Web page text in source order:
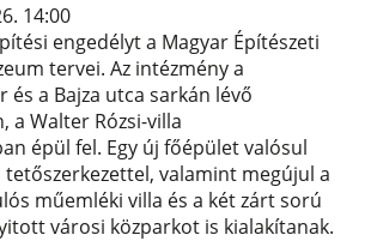
14:00
engedélyt a Magyar Építészeti
tervei. Az intézmény a
és a Bajza utca sarkán lévő
a Walter Rózsi-villa
épül fel. Egy új főépület valósul
valamint megújul a
műemléki villa és a két zárt sorú
városi közparkot is kialakítanak.